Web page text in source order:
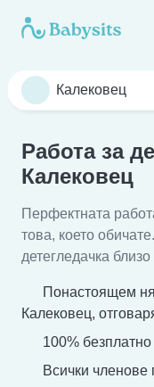
Работа за
Калековец
Перфектната
това, което
детегледачка
Понастоящем
Калековец,
100% безплатно
Всички